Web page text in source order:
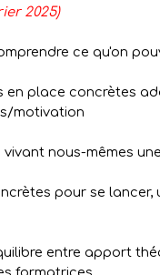
2025)
ce qu'on
en place concrètes
motivation
nous-mêmes
pour se
entre apport